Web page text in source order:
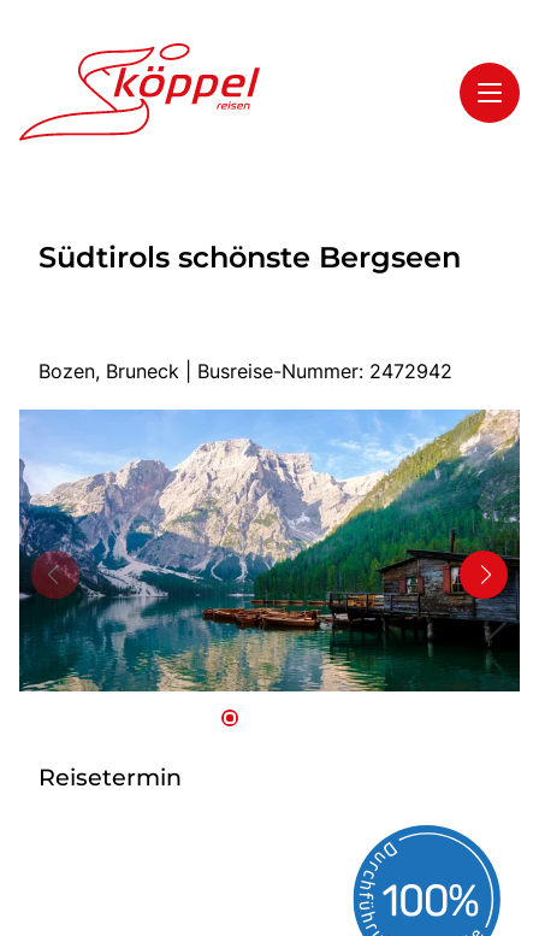
Highlights
Start
Mehrtagesreisen
Tagesreisen
Bus anmieten
Service
Kontakt
Südtirols schönste Bergseen
Bozen, Bruneck | Busreise-Nummer: 2472942
Reisetermin